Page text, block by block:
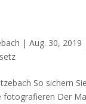
| Aug. 30, 2019
So sichern
fotografieren Der